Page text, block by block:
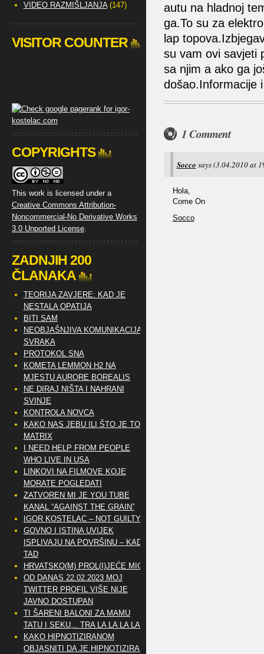
autu na hladnoj
ga.To su za
lap
su vam ovi savjeti
sa njim a ako ga
došao.Informacije
1 Comment
Socco says(3.04.2010 at
Hola,
Come On
Socco
VIDEO RAZMIŠLJANJA(147)
VISITOR COUNTER
COPYRIGHTS
This work is licensed under a
Creative Commons Attribution-
Noncommercial-No Derivative Works
3.0 Unported License.
ZADNJIH 200
ČLANAKA
TEORIJA ZAVJERE: KAD JE
NESTALA OPATIJA
BITI SAM
NEOBJAŠNJIVA KOMUNIKACIJA
SVRAKA
PROTOKOL SNA
KOMETA LEMMON H2 NA
MJESTU AURORE BOREALIS
NE DIRAJ NIŠTA I NAHRANI
SVINJE
KONTROLA NOVCA
KAKO NAS JEBU ILI ŠTO JE TO
MATRIX
I NEED HELP FROM PEOPLE
WHO LIVE IN USA
LINKOVI NA FILMOVE KOJE
MORATE POGLEDATI
ZATVOREN MI JE YOU TUBE
KANAL “AGAINST THE GRAIN”
IGOR KOSTELAC – NOT GUILTY
GOVNO I ISTINA UVIJEK
ISPLIVAJU NA POVRŠINU – KAD
TAD
HRVATSKO(M) PROL(I)JEĆE MIG
OD DANAS 22.02.2023 MOJ
TWITTER PROFIL VIŠE NIJE
JAVNO DOSTUPAN
TI ŠARENI BALONI ZA MAMU
TATU I SEKU,.. TRA LA LA LA LA
KAKO HIPNOTIZIRANOM
OBJASNITI DA JE HIPNOTIZIRAN